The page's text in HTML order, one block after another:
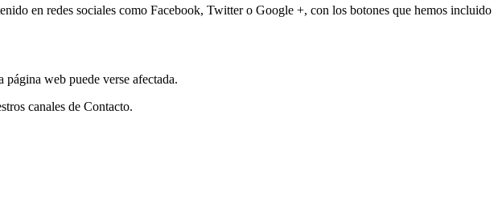
en redes sociales como Facebook, Twitter o Google +, con los botones que hemos incluido
web puede verse afectada.
canales de Contacto.